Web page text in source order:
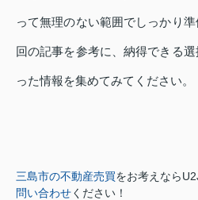
って無理のない範囲でしっかり
回の記事を参考に、納得できる
った情報を集めてみてください。
三島市の不動産売買をお考えなら
問い合わせください！